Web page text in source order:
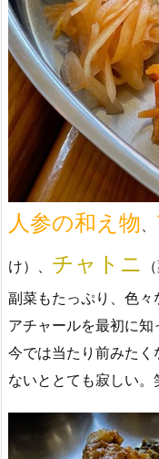
人参の和え物、
け）、 チャトニ
副菜もたっぷり、色々
アチャールを最初に知
今では当たり前みたく
ないととても寂しい。